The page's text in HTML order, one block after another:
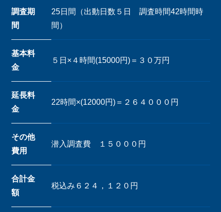
調査期
間
25日間（出動日数５日 調査時間42時間時
間）
基本料
金
５日×４時間(15000円)＝３０万円
延長料
金
22時間×(12000円)＝２６４０００円
その他
費用
潜入調査費 １５０００円
合計金
額
税込み６２４，１２０円